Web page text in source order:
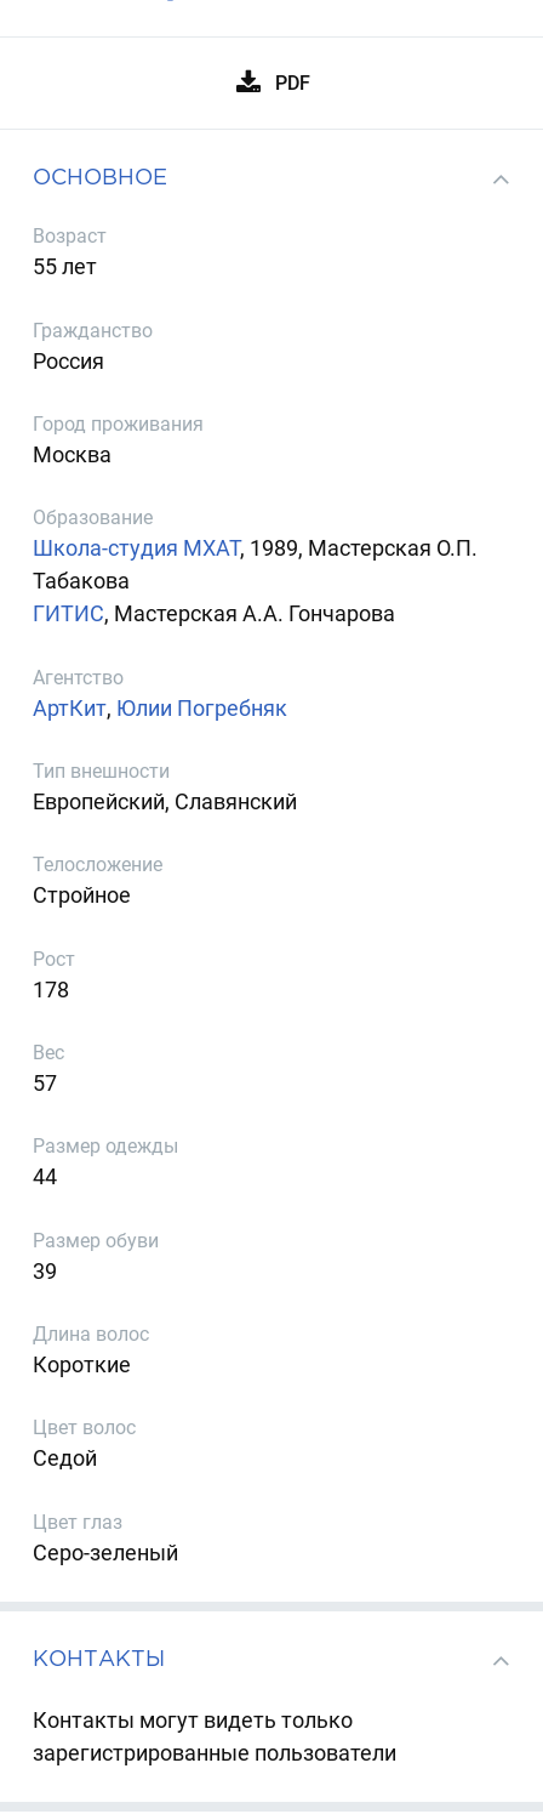
PDF
ОСНОВНОЕ
Возраст
55 лет
Гражданство
Россия
Город проживания
Москва
Образование
Школа-студия МХАТ, 1989, Мастерская О.П.
Табакова
ГИТИС, Мастерская А.А. Гончарова
Агентство
АртКит, Юлии Погребняк
Тип внешности
Европейский, Славянский
Телосложение
Стройное
Рост
178
Вес
57
Размер одежды
44
Размер обуви
39
Длина волос
Короткие
Цвет волос
Седой
Цвет глаз
Серо-зеленый
КОНТАКТЫ
Контакты могут видеть только
зарегистрированные пользователи